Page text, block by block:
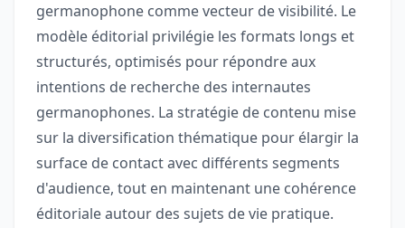
germanophone comme vecteur de visibilité. Le
modèle éditorial privilégie les formats longs et
structurés, optimisés pour répondre aux
intentions de recherche des internautes
germanophones. La stratégie de contenu mise
sur la diversification thématique pour élargir la
surface de contact avec différents segments
d'audience, tout en maintenant une cohérence
éditoriale autour des sujets de vie pratique.